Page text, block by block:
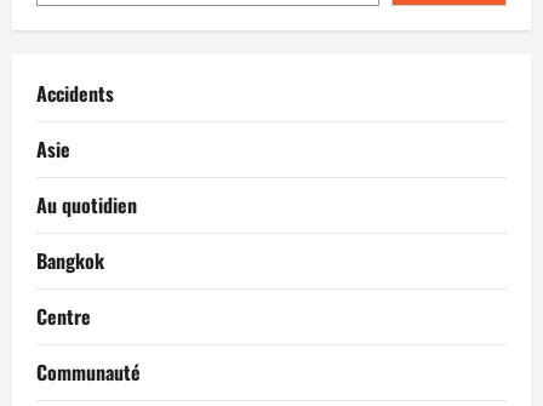
Accidents
Asie
Au quotidien
Bangkok
Centre
Communauté